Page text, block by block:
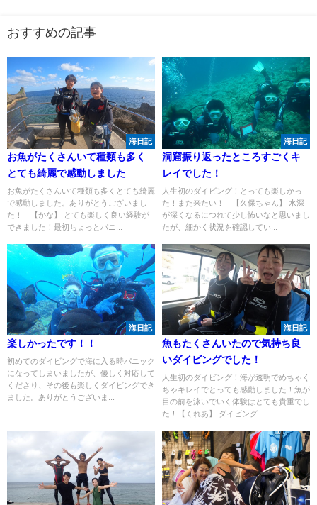
おすすめの記事
海日記
お魚がたくさんいて種類も多く
とても綺麗で感動しました
お魚がたくさんいて種類も多くとても綺麗
で感動しました。ありがとうございまし
た！ 【かな】 とても楽しく良い経験が
できました！最初ちょっとパニ...
海日記
洞窟振り返ったところすごくキ
レイでした！
人生初のダイビング！とっても楽しかっ
た！また来たい！ 【久保ちゃん】 水深
が深くなるにつれて少し怖いなと思いまし
たが、細かく状況を確認してい...
海日記
楽しかったです！！
初めてのダイビングで海に入る時パニック
になってしまいましたが、優しく対応して
くださり、その後も楽しくダイビングでき
ました。ありがとうございま...
海日記
魚もたくさんいたので気持ち良
いダイビングでした！
人生初のダイビング！海が透明でめちゃく
ちゃキレイでとっても感動しました！魚が
目の前を泳いでいく体験はとても貴重でし
た！【くれあ】 ダイビング...